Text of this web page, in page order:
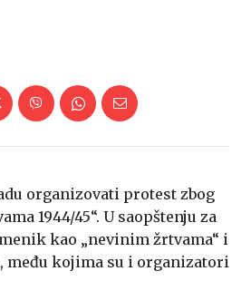
organizovati protest zbog
1944/45“. U saopštenju za
kao „nevinim žrtvama“ i
među kojima su i organizatori